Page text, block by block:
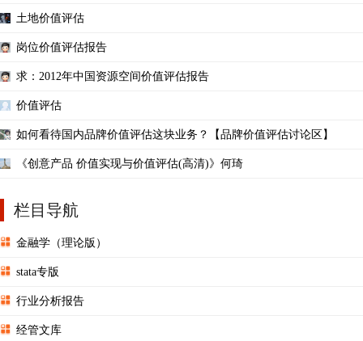
土地价值评估
岗位价值评估报告
求：2012年中国资源空间价值评估报告
价值评估
如何看待国内品牌价值评估这块业务？【品牌价值评估讨论区】
《创意产品 价值实现与价值评估(高清)》何琦
栏目导航
金融学（理论版）
stata专版
行业分析报告
经管文库